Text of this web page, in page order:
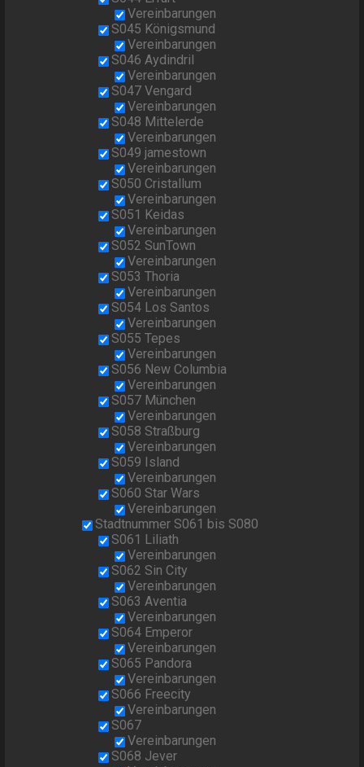
Vereinbarungen
S045 Königsmund
Vereinbarungen
S046 Aydindril
Vereinbarungen
S047 Vengard
Vereinbarungen
S048 Mittelerde
Vereinbarungen
S049 jamestown
Vereinbarungen
S050 Cristallum
Vereinbarungen
S051 Keidas
Vereinbarungen
S052 SunTown
Vereinbarungen
S053 Thoria
Vereinbarungen
S054 Los Santos
Vereinbarungen
S055 Tepes
Vereinbarungen
S056 New Columbia
Vereinbarungen
S057 München
Vereinbarungen
S058 Straßburg
Vereinbarungen
S059 Island
Vereinbarungen
S060 Star Wars
Vereinbarungen
Stadtnummer S061 bis S080
S061 Liliath
Vereinbarungen
S062 Sin City
Vereinbarungen
S063 Aventia
Vereinbarungen
S064 Emperor
Vereinbarungen
S065 Pandora
Vereinbarungen
S066 Freecity
Vereinbarungen
S067
Vereinbarungen
S068 Jever